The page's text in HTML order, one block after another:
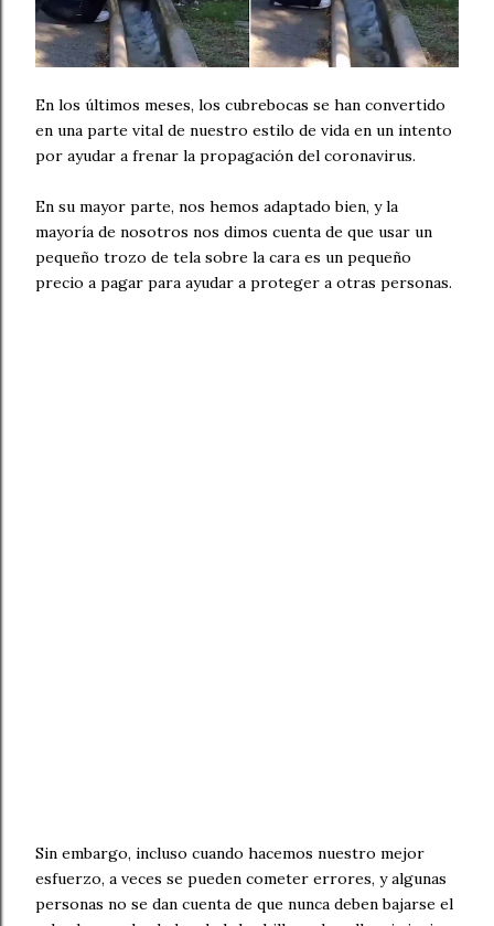
En los últimos meses, los cubrebocas se han convertido
en una parte vital de nuestro estilo de vida en un intento
por ayudar a frenar la propagación del coronavirus.
En su mayor parte, nos hemos adaptado bien, y la
mayoría de nosotros nos dimos cuenta de que usar un
pequeño trozo de tela sobre la cara es un pequeño
precio a pagar para ayudar a proteger a otras personas.
Sin embargo, incluso cuando hacemos nuestro mejor
esfuerzo, a veces se pueden cometer errores, y algunas
personas no se dan cuenta de que nunca deben bajarse el